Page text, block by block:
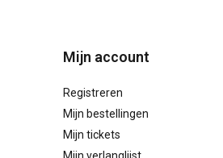
Mijn account
Registreren
Mijn bestellingen
Mijn tickets